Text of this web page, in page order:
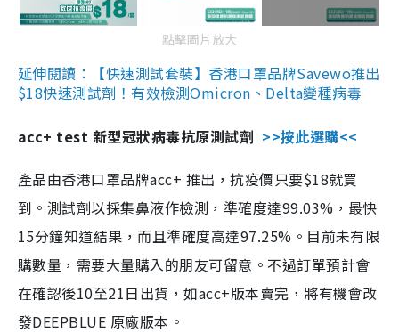
點擊圖片放大
延伸閱讀：【快速測試套裝】香港口罩品牌Savewo推出
$18快速測試劑！有效檢測Omicron、Delta變種病毒
acc+ test 新型冠狀病毒抗原測試劑 >>按此選購<<
產品由香港口罩品牌acc+ 推出，抗疫價只要$18就買
到。測試劑以採集鼻液作檢測，準確度達99.03%，最快
15分鐘知道結果，而且準確度高達97.25%。目前未有限
購數量，需要大量購入的朋友可留意。不過訂單預計會
在確認後10至21日出貨，如acc+版本賣完，將有機會改
發DEEPBLUE 原廠版本。